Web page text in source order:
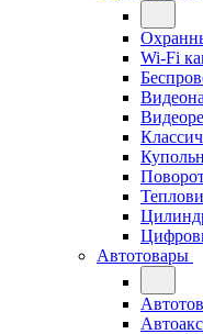
Wi-Fi
Автотовары